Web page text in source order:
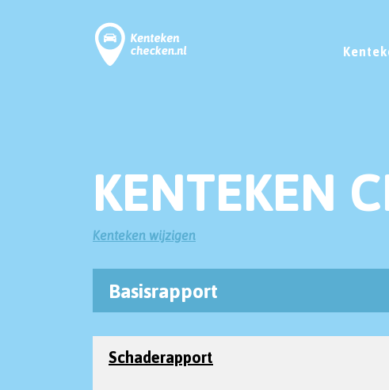
KENTEKEN
Kenteken wijzigen
Basisrapport
Schaderapport